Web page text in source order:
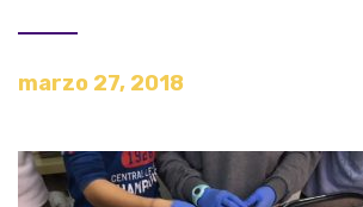
marzo 27, 2018